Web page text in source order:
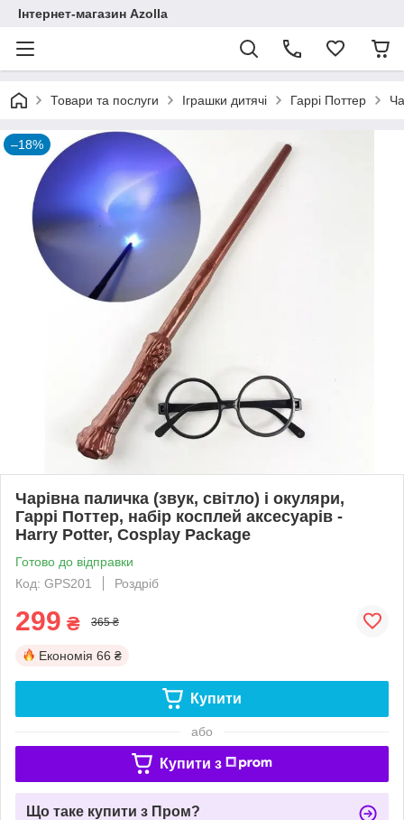
Інтернет-магазин Azolla
Товари та послуги Іграшки дитячі Гаррі Поттер
–18%
Чарівна паличка (звук, світло) і окуляри,
Гаррі Поттер, набір косплей аксесуарів -
Harry Potter, Cosplay Package
Готово до відправки
Код: GPS201
Роздріб
299 ₴ 365 ₴
Економія 66 ₴
Купити
або
Купити з
Що таке купити з Пром?